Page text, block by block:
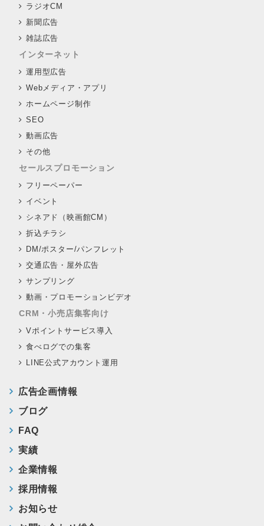
ラジオCM
新聞広告
雑誌広告
インターネット
運用型広告
Webメディア・アプリ
ホームページ制作
SEO
動画広告
その他
セールスプロモーション
フリーペーパー
イベント
シネアド（映画館CM）
折込チラシ
DM/ポスター/パンフレット
交通広告・屋外広告
サンプリング
動画・プロモーションビデオ
CRM・小売店集客向け
Vポイントサービス導入
食べログでの集客
LINE公式アカウント運用
広告企画情報
ブログ
FAQ
実績
企業情報
採用情報
お知らせ